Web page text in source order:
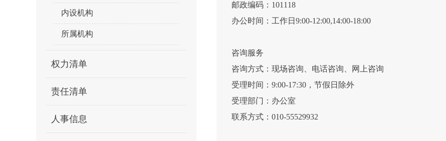
内设机构
所属机构
权力清单
责任清单
人事信息
邮政编码：101118
办公时间：工作日9:00-12:00,14:00-18:00
咨询服务
咨询方式：现场咨询、电话咨询、网上咨询
受理时间：9:00-17:30，节假日除外
受理部门：办公室
联系方式：010-55529932